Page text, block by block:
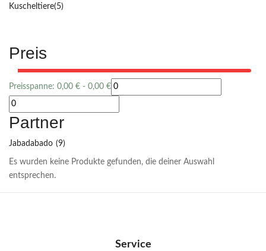
Kuscheltiere(5)
Preis
Preisspanne: 0,00 € - 0,00 €
Partner
Jabadabado (9)
Es wurden keine Produkte gefunden, die deiner Auswahl
entsprechen.
Service